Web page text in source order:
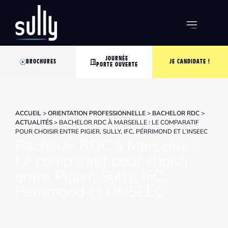
BROCHURES
JOURNÉE
PORTE OUVERTE
JE CANDIDATE !
ACCUEIL>ORIENTATION PROFESSIONNELLE> BACHELOR RDC>
ACTUALITÉS> BACHELOR RDC À MARSEILLE : LE COMPARATIF
POUR CHOISIR ENTRE PIGIER, SULLY, IFC, PÉRRIMOND ET L’INSEEC